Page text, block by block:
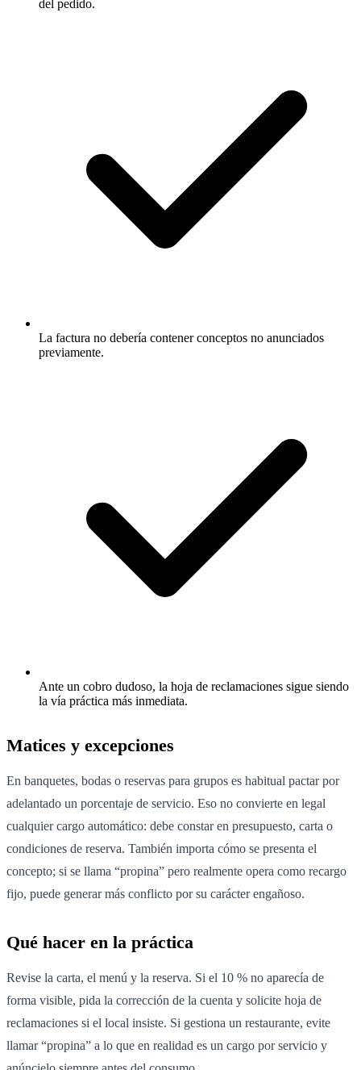
del pedido.
La factura no debería contener conceptos no anunciados
previamente.
Ante un cobro dudoso, la hoja de reclamaciones sigue siendo
la vía práctica más inmediata.
Matices y excepciones
En banquetes, bodas o reservas para grupos es habitual pactar por
adelantado un porcentaje de servicio. Eso no convierte en legal
cualquier cargo automático: debe constar en presupuesto, carta o
condiciones de reserva. También importa cómo se presenta el
concepto; si se llama “propina” pero realmente opera como recargo
fijo, puede generar más conflicto por su carácter engañoso.
Qué hacer en la práctica
Revise la carta, el menú y la reserva. Si el 10 % no aparecía de
forma visible, pida la corrección de la cuenta y solicite hoja de
reclamaciones si el local insiste. Si gestiona un restaurante, evite
llamar “propina” a lo que en realidad es un cargo por servicio y